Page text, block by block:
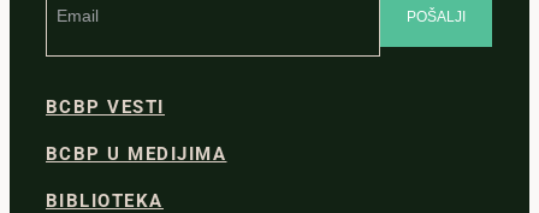
BCBP VESTI
BCBP U MEDIJIMA
BIBLIOTEKA